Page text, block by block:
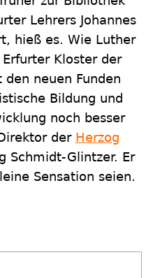
Lehrers Johannes
hieß es. Wie Luther
Kloster der
neuen Funden
Bildung und
noch besser
der Herzog
Schmidt-Glintzer. Er
Sensation seien.